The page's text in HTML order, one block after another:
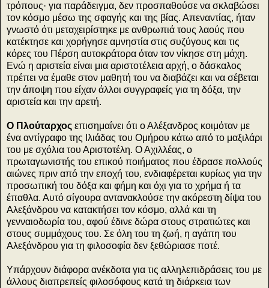
τρόπους· για παράδειγμα, δεν προσπαθούσε να σκλαβώσει
τον κόσμο μέσω της σφαγής και της βίας. Απεναντίας, ήταν
γνωστό ότι μεταχειρίστηκε με ανθρωπιά τους λαούς που
κατέκτησε και χορήγησε αμνηστία στις συζύγους και τις
κόρες του Πέρση αυτοκράτορα όταν τον νίκησε στη μάχη.
Ενώ η αριστεία είναι μια αριστοτέλεια αρχή, ο δάσκαλος
πρέπει να έμαθε στον μαθητή του να διαβάζει και να σέβεται
την άποψη που είχαν άλλοι συγγραφείς για τη δόξα, την
αριστεία και την αρετή.
Ο Πλούταρχος επισημαίνει ότι ο Αλέξανδρος κοιμόταν με
ένα αντίγραφο της Ιλιάδας του Ομήρου κάτω από το μαξιλάρι
του με σχόλια του Αριστοτέλη. Ο Αχιλλέας, ο
πρωταγωνιστής του επικού ποιήματος που έδρασε πολλούς
αιώνες πριν από την εποχή του, ενδιαφέρεται κυρίως για την
προσωπική του δόξα και φήμη και όχι για το χρήμα ή τα
έπαθλα. Αυτό σίγουρα αντανακλούσε την ακόρεστη δίψα του
Αλεξάνδρου να κατακτήσει τον κόσμο, αλλά και τη
γενναιοδωρία του, αφού έδινε δώρα στους στρατιώτες και
στους συμμάχους του. Σε όλη του τη ζωή, η αγάπη του
Αλεξάνδρου για τη φιλοσοφία δεν ξεθώριασε ποτέ.
Υπάρχουν διάφορα ανέκδοτα για τις αλληλεπιδράσεις του με
άλλους διαπρεπείς φιλοσόφους κατά τη διάρκεια των